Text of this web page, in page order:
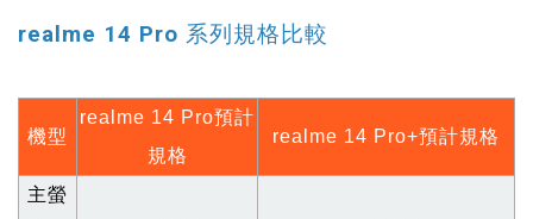
realme 14 Pro 系列規格比較
機型
realme 14 Pro預計
規格
realme 14 Pro+預計規格
主螢